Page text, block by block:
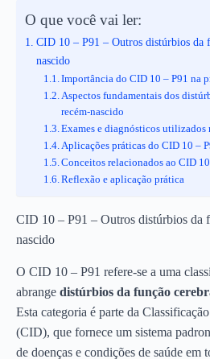
O que você vai ler:
CID 10 – P91 – Outros distúrbios da
nascido
Importância do CID 10 – P91 na
Aspectos fundamentais dos
recém-nascido
Exames e diagnósticos utilizados
Aplicações práticas do CID 10 –
Conceitos relacionados ao CID
Reflexão e aplicação prática
CID 10 – P91 – Outros distúrbios da
nascido
O CID 10 – P91 refere-se a uma
abrange distúrbios da função
Esta categoria é parte da
(CID), que fornece um sistema
de doenças e condições de saúde em